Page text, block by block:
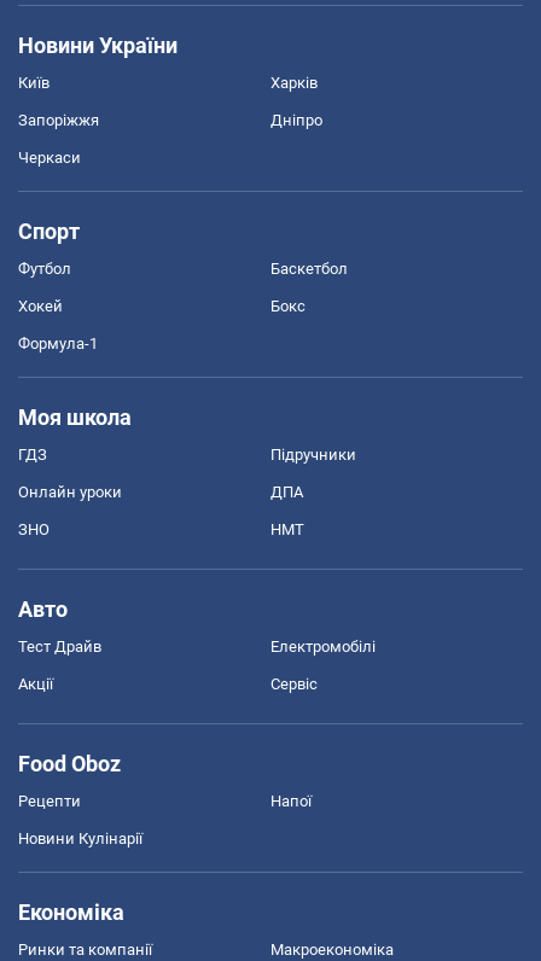
Новини України
Київ Харків
Запоріжжя Дніпро
Черкаси
Спорт
Футбол Баскетбол
Хокей Бокс
Формула-1
Моя школа
ГДЗ Підручники
Онлайн уроки ДПА
ЗНО НМТ
Авто
Тест Драйв Електромобілі
Акції Сервіс
Food Oboz
Рецепти Напої
Новини Кулінарії
Економіка
Ринки та компанії Макроекономіка